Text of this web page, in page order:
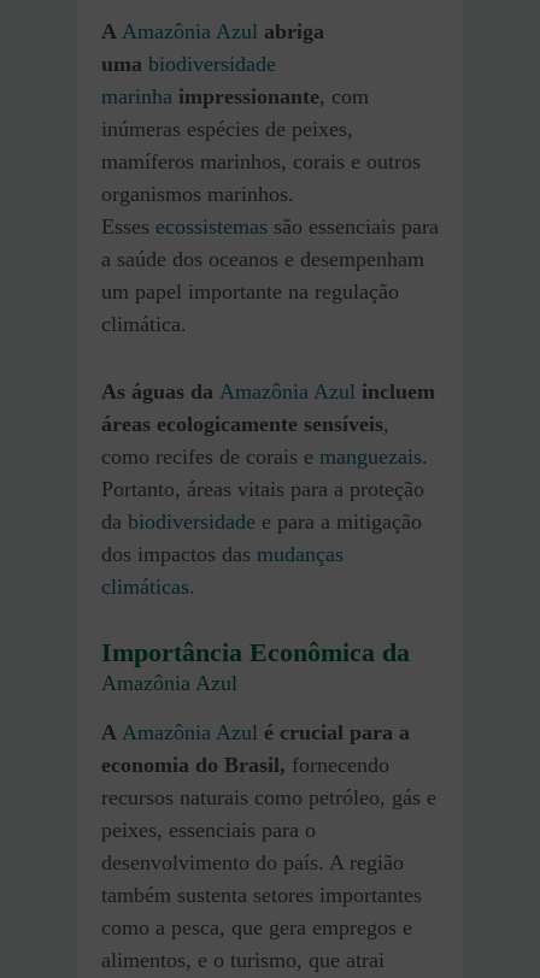
A Amazônia Azul abriga
uma biodiversidade
marinha impressionante, com
inúmeras espécies de peixes,
mamíferos marinhos, corais e outros
organismos marinhos.
Esses ecossistemas são essenciais para
a saúde dos oceanos e desempenham
um papel importante na regulação
climática.
As águas da Amazônia Azul incluem
áreas ecologicamente sensíveis,
como recifes de corais e manguezais.
Portanto, áreas vitais para a proteção
da biodiversidade e para a mitigação
dos impactos das mudanças
climáticas.
Importância Econômica da
Amazônia Azul
A Amazônia Azul é crucial para a
economia do Brasil, fornecendo
recursos naturais como petróleo, gás e
peixes, essenciais para o
desenvolvimento do país. A região
também sustenta setores importantes
como a pesca, que gera empregos e
alimentos, e o turismo, que atrai